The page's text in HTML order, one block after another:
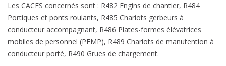
Les CACES concernés sont : R482 Engins de chantier, R484
Portiques et ponts roulants, R485 Chariots gerbeurs à
conducteur accompagnant, R486 Plates-formes élévatrices
mobiles de personnel (PEMP), R489 Chariots de manutention à
conducteur porté, R490 Grues de chargement.